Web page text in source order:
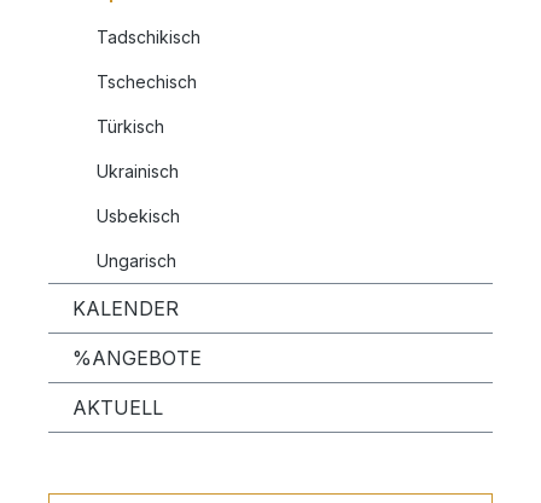
Tadschikisch
Tschechisch
Türkisch
Ukrainisch
Usbekisch
Ungarisch
KALENDER
%ANGEBOTE
AKTUELL